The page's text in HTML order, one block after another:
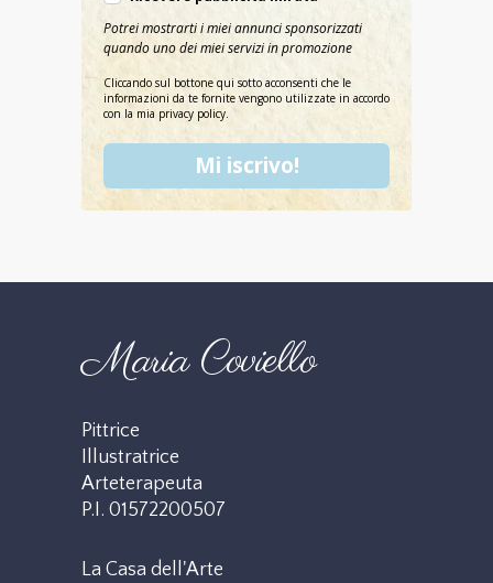
Potrei mostrarti i miei annunci sponsorizzati
quando uno dei miei servizi in promozione
Cliccando sul bottone qui sotto acconsenti che le
informazioni da te fornite vengono utilizzate in accordo
con la mia privacy policy.
Mi iscrivo!
Maria Coviello
Pittrice
Illustratrice
Arteterapeuta
P.I. 01572200507
La Casa dell'Arte